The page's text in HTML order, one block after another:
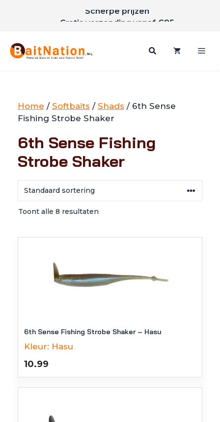
inhoud
Gratis verzending vanaf €85
Home / Softbaits / Shads / 6th Sense
Fishing Strobe Shaker
6th Sense Fishing
Strobe Shaker
Toont alle 8 resultaten
6th Sense Fishing Strobe Shaker – Hasu
Kleur: Hasu
10.99